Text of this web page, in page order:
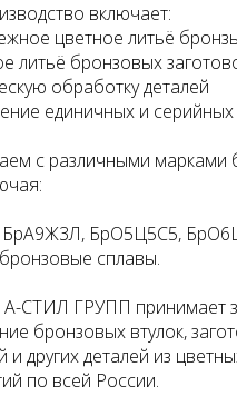
включает:
цветное литьё
литьё бронзовых
обработку деталей
единичных и серийных
с различными марками
БрО5Ц5С5,
сплавы.
СТИЛ ГРУПП принимает
бронзовых втулок,
и других деталей из
по всей России.